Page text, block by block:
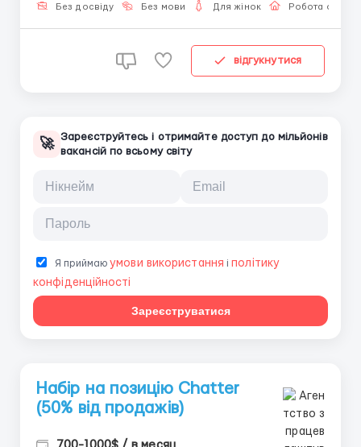
Робота з чатом без...
Без досвіду Без мови Для жінок Робота онлайн
відгукнутися
🚀 Зареєструйтесь і отримайте доступ до мільйонів
вакансій по всьому світу
Я приймаюумови використання і політику
конфіденційності
Зареєструватися
Набір на позицію Chatter
(50% від продажів)